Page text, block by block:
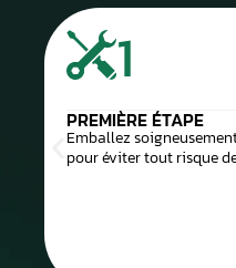
1
PREMIÈRE ÉTAPE
Emballez
pour éviter tout risque